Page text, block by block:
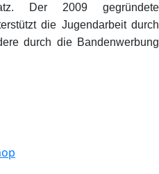
Der 2009 gegründete
die Jugendarbeit durch
durch die Bandenwerbung